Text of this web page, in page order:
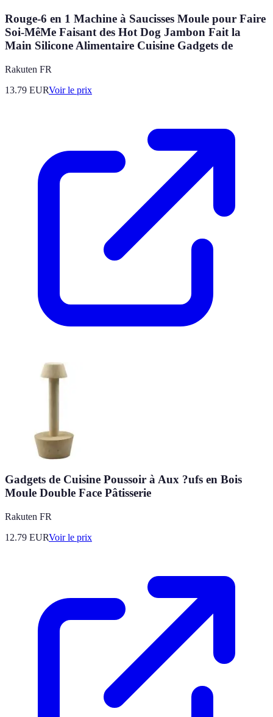
Rouge-6 en 1 Machine à Saucisses Moule pour Faire
Soi-MêMe Faisant des Hot Dog Jambon Fait la
Main Silicone Alimentaire Cuisine Gadgets de
Rakuten FR
13.79 EURVoir le prix
Gadgets de Cuisine Poussoir à Aux ?ufs en Bois
Moule Double Face Pâtisserie
Rakuten FR
12.79 EURVoir le prix